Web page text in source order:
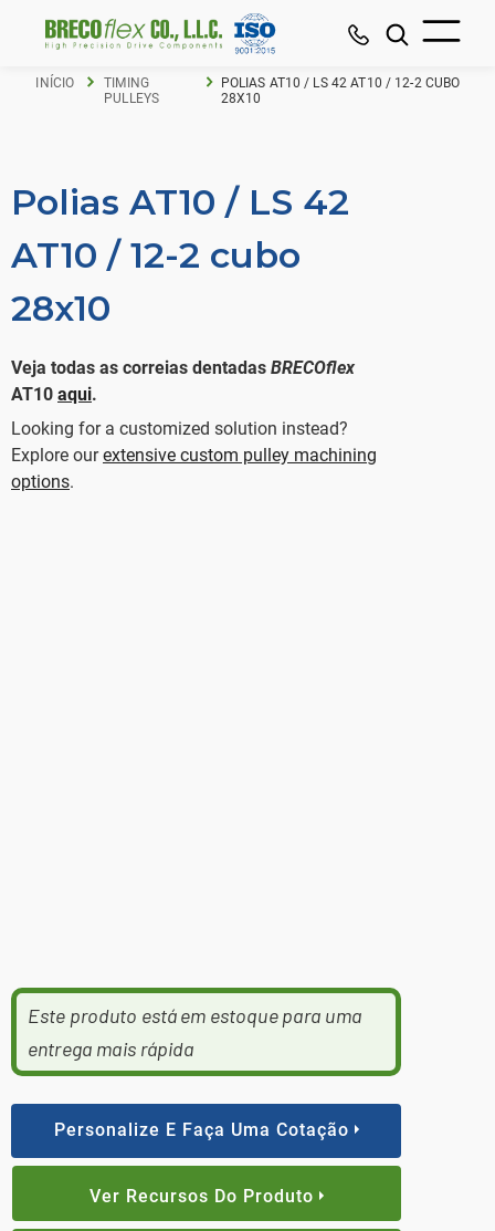
INÍCIO
TIMING
PULLEYS
POLIAS AT10 / LS 42 AT10 / 12-2 CUBO
28X10
Polias AT10 / LS 42
AT10 / 12-2 cubo
28x10
Veja todas as correias dentadas BRECOflex
AT10 aqui.
Looking for a customized solution instead?
Explore ourextensive custom pulley machining
options.
Este produto está em estoque para uma
entrega mais rápida
Personalize E Faça Uma Cotação
Ver Recursos Do Produto